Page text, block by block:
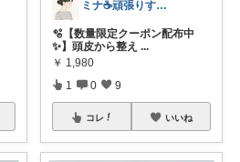
ミナ☕️頑張りすぎない暮らし🏠
🫧【数量限定クーポン配布中
✨】頭皮から整え ...
￥ 1,980
1 0 9
コレ いいね